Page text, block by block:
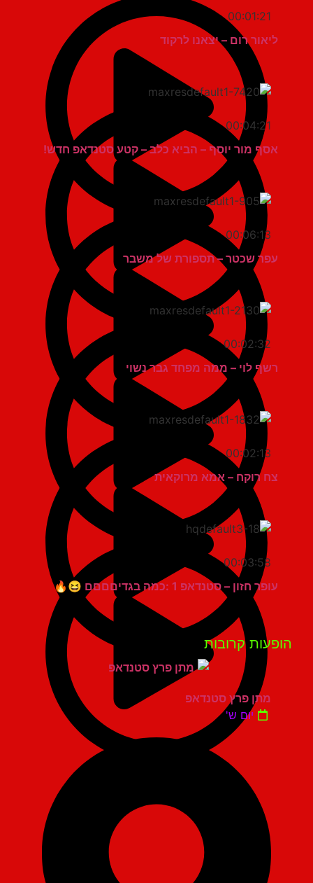
00:01:21
ליאור רום – יצאנו לרקוד
00:04:21
אסף מור יוסף – הביא כלב – קטע סטנדאפ חדש!
00:06:13
עפר שכטר – תספורת של משבר
00:02:32
רשף לוי – ממה מפחד גבר נשוי
00:02:13
צח רוקח – אמא מרוקאית
00:03:58
עופר חזון – סטנדאפ 1 :כמה בגדיםםםם 😆🔥
קרובות
מתן פרץ סטנדאפ
יום ש'